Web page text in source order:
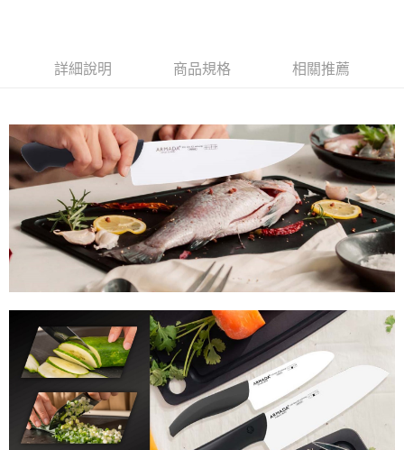
AFTEE先享後付是「在收到商品之後才付款」的支付方式。 讓您購物簡單
３．安心：先確認商品／服務後，再付款。
【「AFTEE先享後付」結帳流程】
１．於結帳方式選擇「AFTEE先享後付」後，將跳轉至「AFTEE先享後付」
結帳頁面，進行簡訊認證並確認金額後，即可完成結帳。
２．訂單成立數日內，您將收到繳費通知簡訊。
３．收到繳費通知簡訊後14天內，點擊此簡訊中的連結，可透過四大超商／
ATM／網路銀行／等多元方式進行付款，方視為交易完成。
※ 請注意：結帳手續完成當下不需立刻繳費，但若您需要取消訂單，請聯絡
購買商品的店家。未經商家同意取消之訂單仍視為有效，需透過AFTEE先享
後付繳納相關費用。
※ 交易是否成功請以「AFTEE先享後付 」之結帳頁面顯示為準，若有關於
是否繳費成功／繳費後需取消欲退款等相關疑問，請聯繫「AFTEE先享後付
客戶支援中心」https://netprotections.freshdesk.com/support/home
【注意事項】
１．透過由恩沛科技股份有限公司提供之「AFTEE先享後付」服務完成之交
易，需依本服務之必要範圍內提供個人資料，並將交易相關給付款項請求債
權轉讓予恩沛科技股份有限公司。
２．關於個人資料處理事宜，請瀏覽以下網址：
ATM付款
新竹貨運
每筆NT$150，滿NT$4,000(含以上)免運費
詳細說明 商品規格 相關推薦